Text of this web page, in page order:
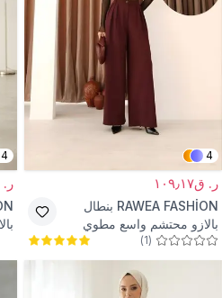
4
ر. ق١٠٩٫١٧
RAWEA FASHİON بنطال
بالازو محتشم واسع مطوي
خصر عالٍ - عنابي
(
1
)
4
ر.